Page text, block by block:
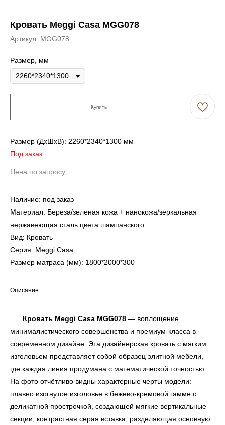
Кровать Meggi Casa MGG078
Артикул: MGG078
Размер, мм
Купить
Размер (ДxШxВ): 2260*2340*1300 мм
Под заказ
Цена по запросу
Наличие: под заказ
Материал: Береза/зеленая кожа + нанокожа/зеркальная
нержавеющая сталь цвета шампанского
Вид: Кровать
Серия: Meggi Casa
Размер матраса (мм): 1800*2000*300
Описание
Кровать Meggi Casa MGG078 — воплощение
минималистического совершенства и премиум-класса в
современном дизайне. Эта дизайнерская кровать с мягким
изголовьем представляет собой образец элитной мебели,
где каждая линия продумана с математической точностью.
На фото отчётливо видны характерные черты модели:
плавно изогнутое изголовье в бежево-кремовой гамме с
деликатной прострочкой, создающей мягкие вертикальные
секции, контрастная серая вставка, разделяющая основную